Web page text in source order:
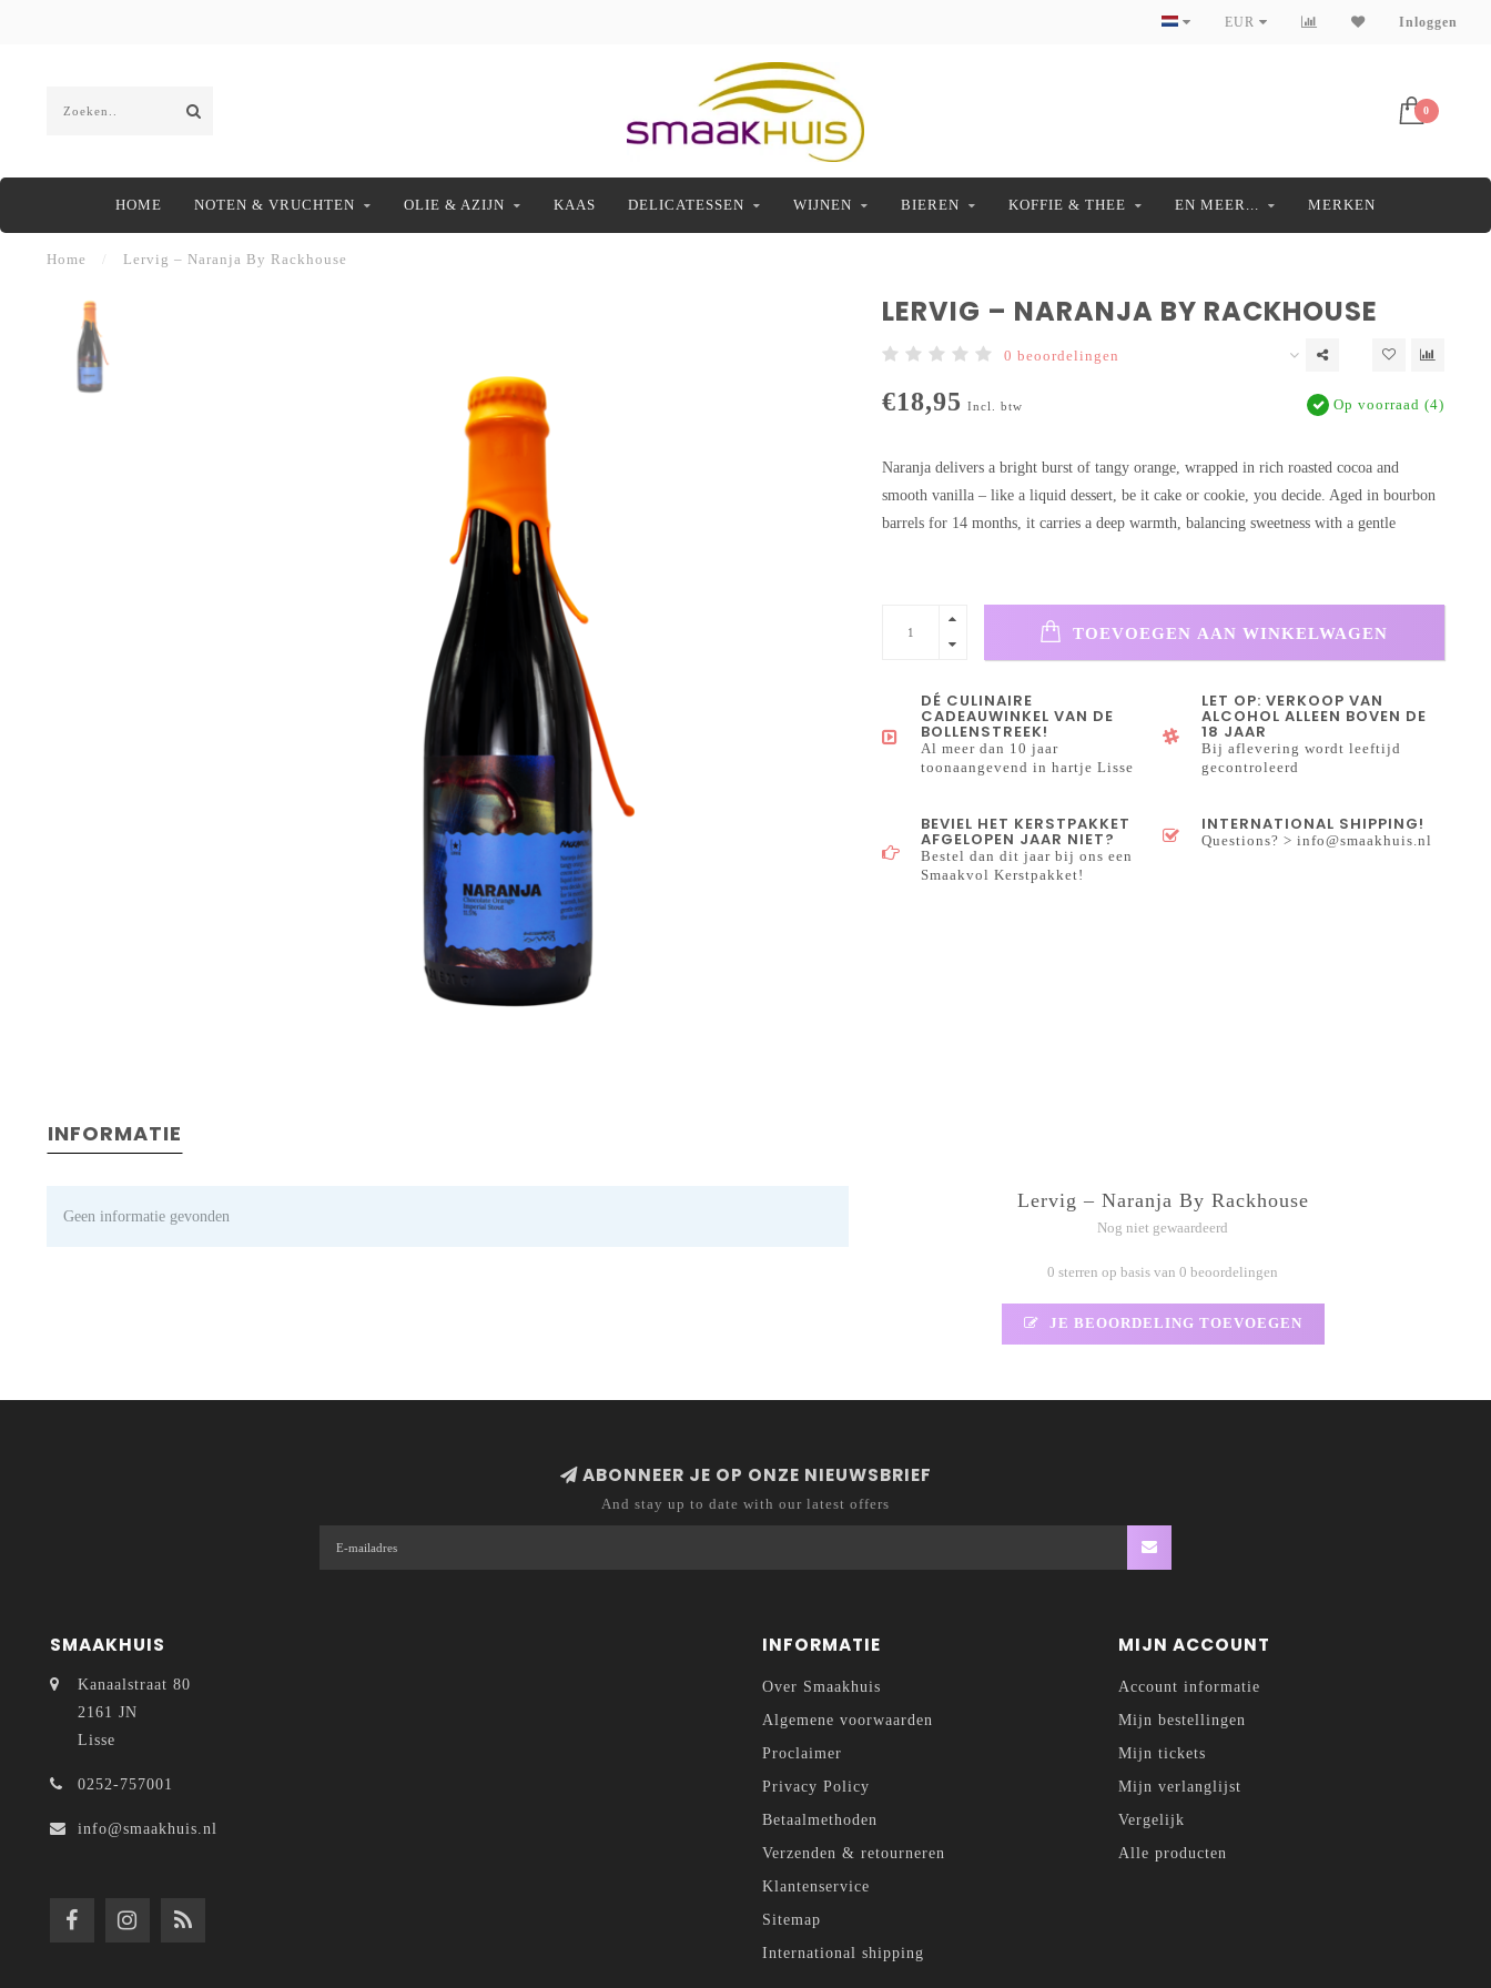
EUR Inloggen
0
HOME NOTEN & VRUCHTEN OLIE & AZIJN KAAS DELICATESSEN WIJNEN BIEREN KOFFIE & THEE EN MEER... MERKEN
Home Lervig – Naranja By Rackhouse
LERVIG – NARANJA BY RACKHOUSE
0 beoordelingen
€18,95 Incl. btw Op voorraad (4)
Naranja delivers a bright burst of tangy orange, wrapped in rich roasted cocoa and
smooth vanilla – like a liquid dessert, be it cake or cookie, you decide. Aged in bourbon
barrels for 14 months, it carries a deep warmth, balancing sweetness with a gentle
TOEVOEGEN AAN WINKELWAGEN
DÉ CULINAIRE
CADEAUWINKEL VAN DE
BOLLENSTREEK!
Al meer dan 10 jaar
toonaangevend in hartje Lisse
LET OP: VERKOOP VAN
ALCOHOL ALLEEN BOVEN DE
18 JAAR
Bij aflevering wordt leeftijd
gecontroleerd
BEVIEL HET KERSTPAKKET
AFGELOPEN JAAR NIET?
Bestel dan dit jaar bij ons een
Smaakvol Kerstpakket!
INTERNATIONAL SHIPPING!
Questions? >info@smaakhuis.nl
INFORMATIE
Geen informatie gevonden
Lervig – Naranja By Rackhouse
Nog niet gewaardeerd
0 sterren op basis van 0 beoordelingen
JE BEOORDELING TOEVOEGEN
ABONNEER JE OP ONZE NIEUWSBRIEF
And stay up to date with our latest offers
SMAAKHUIS
Kanaalstraat 80
2161 JN
Lisse
0252-757001
info@smaakhuis.nl
INFORMATIE
Over Smaakhuis
Algemene voorwaarden
Proclaimer
Privacy Policy
Betaalmethoden
Verzenden & retourneren
Klantenservice
Sitemap
International shipping
MIJN ACCOUNT
Account informatie
Mijn bestellingen
Mijn tickets
Mijn verlanglijst
Vergelijk
Alle producten